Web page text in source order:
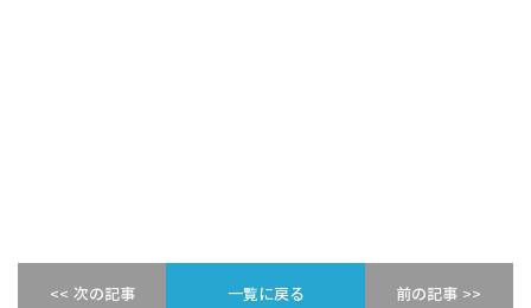
<< 次の記事 一覧に戻る 前の記事 >>